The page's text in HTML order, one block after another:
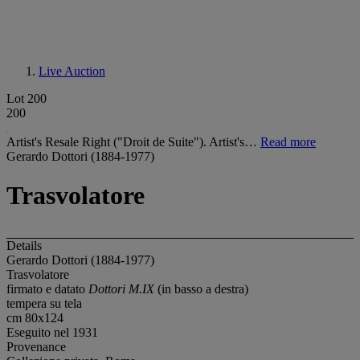
Live Auction
Lot 200
200
Artist's Resale Right ("Droit de Suite"). Artist's… Read more
Gerardo Dottori (1884-1977)
Trasvolatore
Details
Gerardo Dottori (1884-1977)
Trasvolatore
firmato e datato Dottori M.IX (in basso a destra)
tempera su tela
cm 80x124
Eseguito nel 1931
Provenance